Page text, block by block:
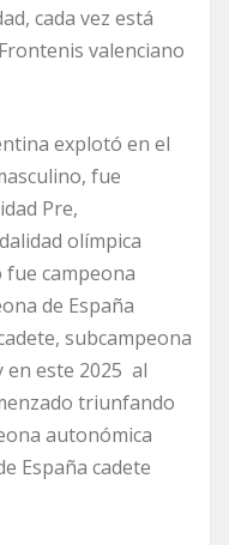
cada vez está
valenciano
explotó en el
fue
Pre,
olímpica
fue campeona
de España
subcampeona
en este 2025 al
triunfando
autonómica
España cadete